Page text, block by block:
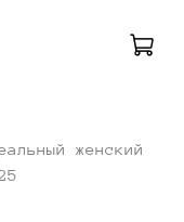
женский